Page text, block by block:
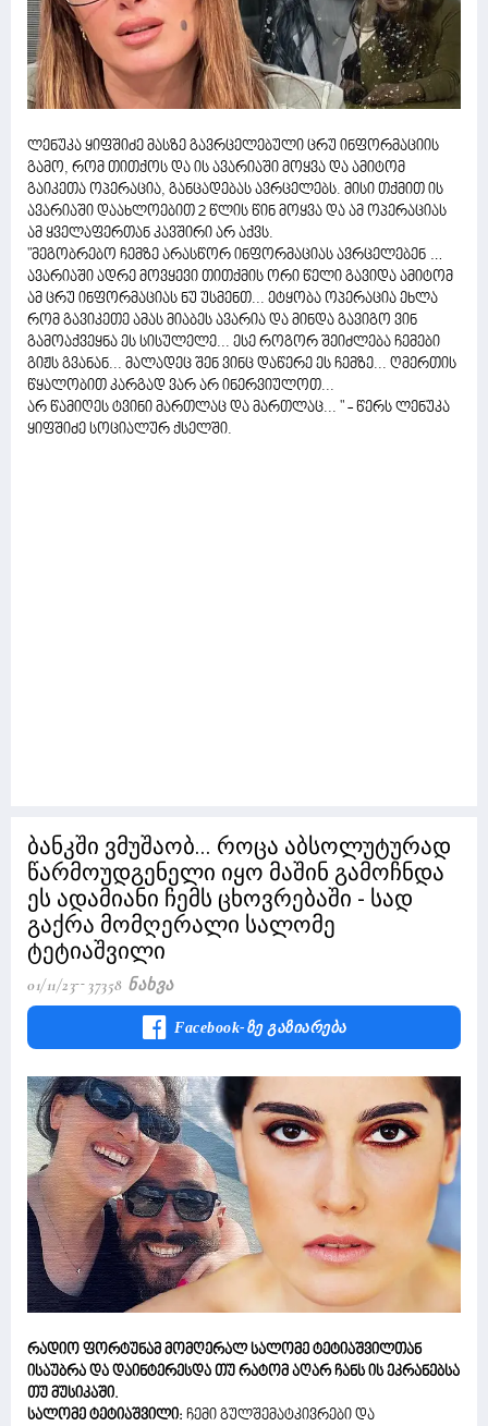
ლენუკა ყიფშიძე მასზე გავრცელებული ცრუ ინფორმაციის
გამო, რომ თითქოს და ის ავარიაში მოყვა და ამიტომ
გაიკეთა ოპერაცია, განცადებას ავრცელებს. მისი თქმით ის
ავარიაში დაახლოებით 2 წლის წინ მოყვა და ამ ოპერაციას
ამ ყველაფერთან კავშირი არ აქვს.
"მეგობრებო ჩემზე არასწორ ინფორმაციას ავრცელებენ …
ავარიაში ადრე მოვყევი თითქმის ორი წელი გავიდა ამიტომ
ამ ცრუ ინფორმაციას ნუ უსმენთ... ეტყობა ოპერაცია ეხლა
რომ გავიკეთე ამას მიაბეს ავარია და მინდა გავიგო ვინ
გამოაქვეყნა ეს სისულელე... ესე როგორ შეიძლება ჩემები
გიჟს გვანან... მალადეც შენ ვინც დაწერე ეს ჩემზე... ღმერთის
წყალობით კარგად ვარ არ ინერვიულოთ...
არ წამიღეს ტვინი მართლაც და მართლაც... " - წერს ლენუკა
ყიფშიძე სოციალურ ქსელში.
ბანკში ვმუშაობ... როცა აბსოლუტურად
წარმოუდგენელი იყო მაშინ გამოჩნდა
ეს ადამიანი ჩემს ცხოვრებაში - სად
გაქრა მომღერალი სალომე
ტეტიაშვილი
01/11/23 37358 Ნახვა
Facebook-Ზე Გაზიარება
რადიო ფორტუნამ მომღერალ სალომე ტეტიაშვილთან
ისაუბრა და დაინტერესდა თუ რატომ აღარ ჩანს ის ეკრანებსა
თუ მუსიკაში.
სალომე ტეტიაშვილი: ჩემი გულშემატკივრები და